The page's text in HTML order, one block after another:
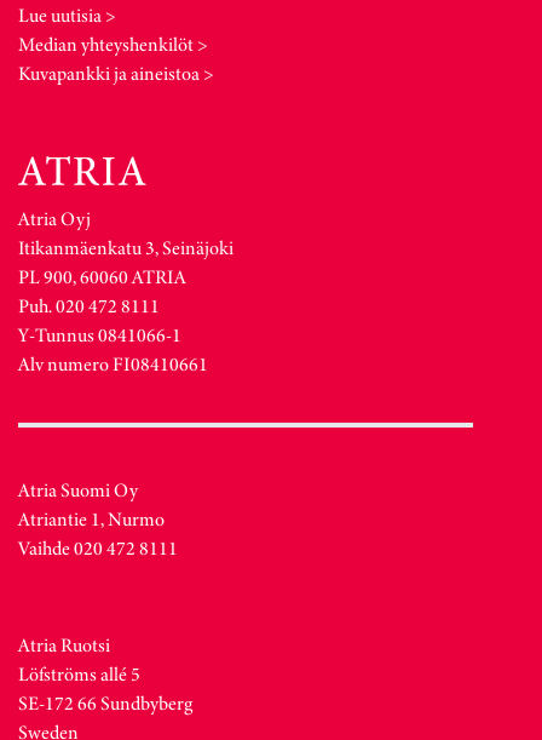
Lue uutisia >
Median yhteyshenkilöt >
Kuvapankki ja aineistoa >
Atria Oyj
Itikanmäenkatu 3, Seinäjoki
PL 900, 60060 ATRIA
Puh. 020 472 8111
Y-Tunnus 0841066-1
Alv numero FI08410661
Atria Suomi Oy
Atriantie 1, Nurmo
Vaihde 020 472 8111
Atria Ruotsi
Löfströms allé 5
SE-172 66 Sundbyberg
Sweden